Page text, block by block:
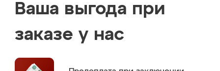
Ваша выгода при
заказе у нас